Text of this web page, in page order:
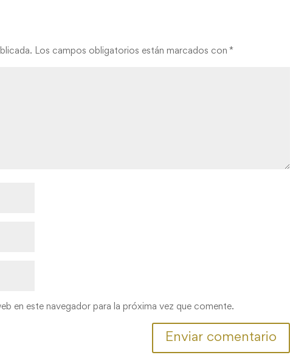
Los campos obligatorios están marcados con *
en este navegador para la próxima vez que comente.